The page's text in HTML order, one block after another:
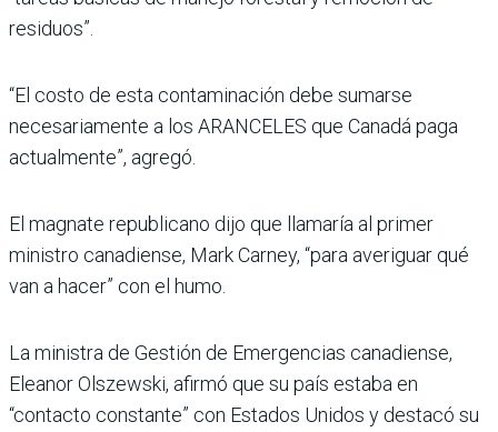
residuos”.
“El costo de esta contaminación debe sumarse
necesariamente a los ARANCELES que Canadá paga
actualmente”, agregó.
El magnate republicano dijo que llamaría al primer
ministro canadiense, Mark Carney, “para averiguar qué
van a hacer” con el humo.
La ministra de Gestión de Emergencias canadiense,
Eleanor Olszewski, afirmó que su país estaba en
“contacto constante” con Estados Unidos y destacó su